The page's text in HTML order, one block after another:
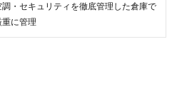
調・セキュリティを徹底管理した倉庫で
重に管理